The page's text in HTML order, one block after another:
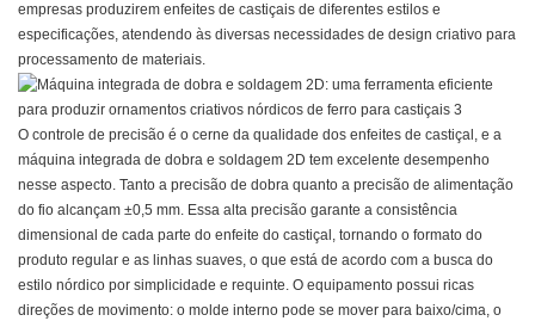
empresas produzirem enfeites de castiçais de diferentes estilos e
especificações, atendendo às diversas necessidades de design criativo para
processamento de materiais.
O controle de precisão é o cerne da qualidade dos enfeites de castiçal, e a
máquina integrada de dobra e soldagem 2D tem excelente desempenho
nesse aspecto. Tanto a precisão de dobra quanto a precisão de alimentação
do fio alcançam ±0,5 mm. Essa alta precisão garante a consistência
dimensional de cada parte do enfeite do castiçal, tornando o formato do
produto regular e as linhas suaves, o que está de acordo com a busca do
estilo nórdico por simplicidade e requinte. O equipamento possui ricas
direções de movimento: o molde interno pode se mover para baixo/cima, o